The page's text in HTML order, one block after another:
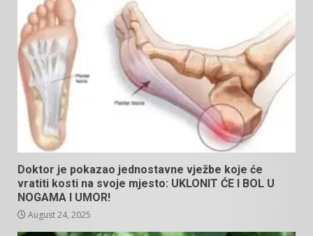
Doktor je pokazao jednostavne vježbe koje će
vratiti kosti na svoje mjesto: UKLONIT ĆE I BOL U
NOGAMA I UMOR!
August 24, 2025